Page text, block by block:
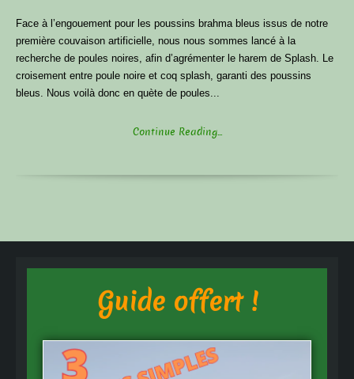
Face à l’engouement pour les poussins brahma bleus issus de notre
première couvaison artificielle, nous nous sommes lancé à la
recherche de poules noires, afin d’agrémenter le harem de Splash. Le
croisement entre poule noire et coq splash, garanti des poussins
bleus. Nous voilà donc en quète de poules...
Continue Reading...
Guide offert !